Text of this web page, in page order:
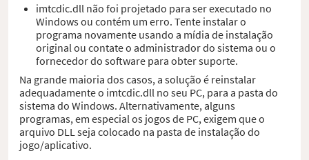
imtcdic.dll não foi projetado para ser executado no
Windows ou contém um erro. Tente instalar o
programa novamente usando a mídia de instalação
original ou contate o administrador do sistema ou o
fornecedor do software para obter suporte.
Na grande maioria dos casos, a solução é reinstalar
adequadamente o imtcdic.dll no seu PC, para a pasta do
sistema do Windows. Alternativamente, alguns
programas, em especial os jogos de PC, exigem que o
arquivo DLL seja colocado na pasta de instalação do
jogo/aplicativo.